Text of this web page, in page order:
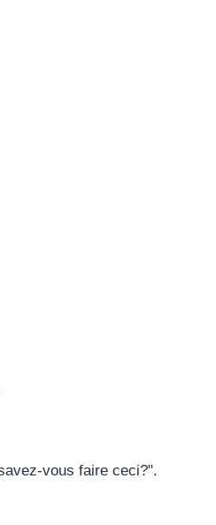
vous faire ceci?".